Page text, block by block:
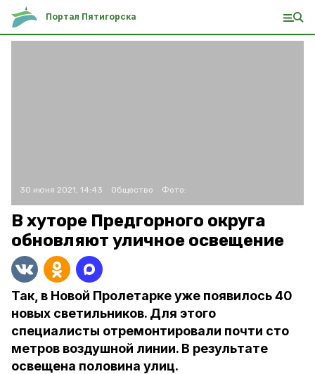
Портал Пятигорска
30 июня 2021, 14:43 Общество Фото:
В хуторе Предгорного округа
обновляют уличное освещение
Так, в Новой Пролетарке уже появилось 40
новых светильников. Для этого
специалисты отремонтировали почти сто
метров воздушной линии. В результате
освещена половина улиц.